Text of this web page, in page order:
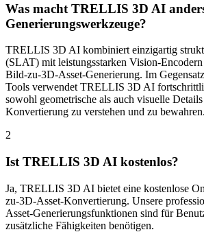
Was macht TRELLIS 3D AI
Generierungswerkzeuge?
TRELLIS 3D AI kombiniert einzigartig
(SLAT) mit leistungsstarken Vision-
Bild-zu-3D-Asset-Generierung. Im
Tools verwendet TRELLIS 3D AI
sowohl geometrische als auch visuelle
Konvertierung zu verstehen und zu bewahren.
2
Ist TRELLIS 3D AI kostenlos?
Ja, TRELLIS 3D AI bietet eine kostenlose
zu-3D-Asset-Konvertierung. Unsere
Asset-Generierungsfunktionen sind für
zusätzliche Fähigkeiten benötigen.